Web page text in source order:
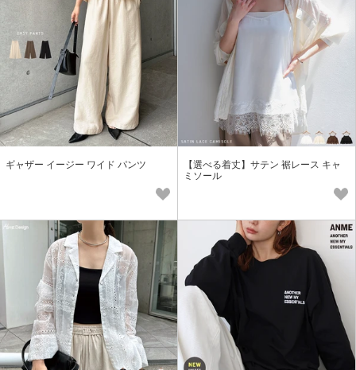
ギャザー イージー ワイド パンツ
【選べる着丈】サテン 裾レース キャ
ミソール